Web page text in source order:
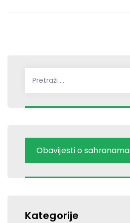
Obavijesti o sahranama
Kategorije